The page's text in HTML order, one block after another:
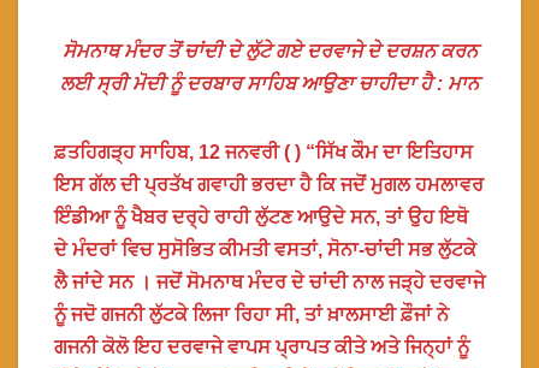
ਸੋਮਨਾਥ ਮੰਦਰ ਤੋਂ ਚਾਂਦੀ ਦੇ ਲੁੱਟੇ ਗਏ ਦਰਵਾਜੇ ਦੇ ਦਰਸ਼ਨ ਕਰਨ
ਲਈ ਸ੍ਰੀ ਮੋਦੀ ਨੂੰ ਦਰਬਾਰ ਸਾਹਿਬ ਆਉਣਾ ਚਾਹੀਦਾ ਹੈ : ਮਾਨ
ਫ਼ਤਹਿਗੜ੍ਹ ਸਾਹਿਬ, 12 ਜਨਵਰੀ ( ) “ਸਿੱਖ ਕੌਮ ਦਾ ਇਤਿਹਾਸ
ਇਸ ਗੱਲ ਦੀ ਪ੍ਰਤੱਖ ਗਵਾਹੀ ਭਰਦਾ ਹੈ ਕਿ ਜਦੋਂ ਮੁਗਲ ਹਮਲਾਵਰ
ਇੰਡੀਆ ਨੂੰ ਖੈਬਰ ਦਰ੍ਹੇ ਰਾਹੀ ਲੁੱਟਣ ਆਉਦੇ ਸਨ, ਤਾਂ ਉਹ ਇਥੋ
ਦੇ ਮੰਦਰਾਂ ਵਿਚ ਸੁਸੋਭਿਤ ਕੀਮਤੀ ਵਸਤਾਂ, ਸੋਨਾ-ਚਾਂਦੀ ਸਭ ਲੁੱਟਕੇ
ਲੈ ਜਾਂਦੇ ਸਨ । ਜਦੋਂ ਸੋਮਨਾਥ ਮੰਦਰ ਦੇ ਚਾਂਦੀ ਨਾਲ ਜੜ੍ਹੇ ਦਰਵਾਜੇ
ਨੂੰ ਜਦੋ ਗਜਨੀ ਲੁੱਟਕੇ ਲਿਜਾ ਰਿਹਾ ਸੀ, ਤਾਂ ਖ਼ਾਲਸਾਈ ਫ਼ੌਜਾਂ ਨੇ
ਗਜਨੀ ਕੋਲੋ ਇਹ ਦਰਵਾਜੇ ਵਾਪਸ ਪ੍ਰਾਪਤ ਕੀਤੇ ਅਤੇ ਜਿਨ੍ਹਾਂ ਨੂੰ